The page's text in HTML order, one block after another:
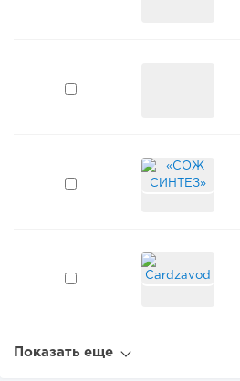
Показать еще